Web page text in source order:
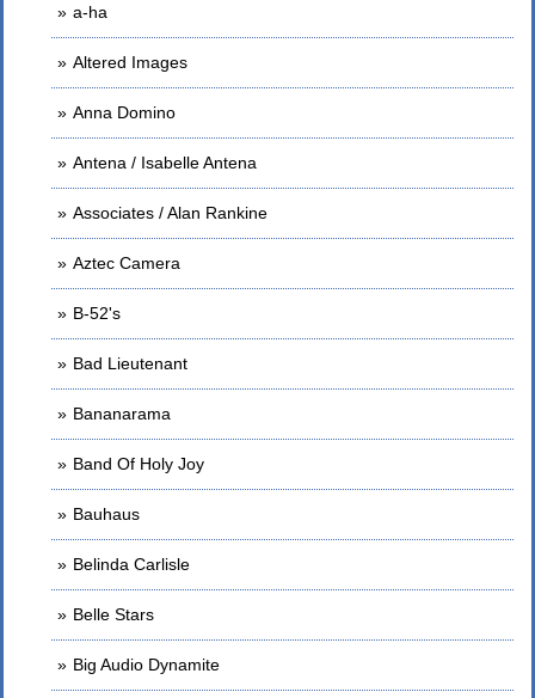
a-ha
Altered Images
Anna Domino
Antena / Isabelle Antena
Associates / Alan Rankine
Aztec Camera
B-52's
Bad Lieutenant
Bananarama
Band Of Holy Joy
Bauhaus
Belinda Carlisle
Belle Stars
Big Audio Dynamite